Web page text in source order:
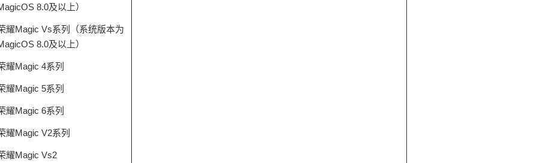
8.0及以上）
耀Magic Vs系列（系统版本为
8.0及以上）
耀Magic 4系列
耀Magic 5系列
耀Magic 6系列
耀Magic V2系列
耀Magic Vs2